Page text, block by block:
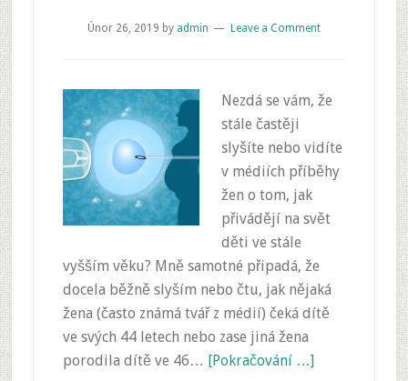
Únor 26, 2019 by admin Leave a Comment
Nezdá se vám, že
stále častěji
slyšíte nebo vidíte
v médiích příběhy
žen o tom, jak
přivádějí na svět
děti ve stále
vyšším věku? Mně samotné připadá, že
docela běžně slyším nebo čtu, jak nějaká
žena (často známá tvář z médií) čeká dítě
ve svých 44 letech nebo zase jiná žena
porodila dítě ve 46… [Pokračování …]